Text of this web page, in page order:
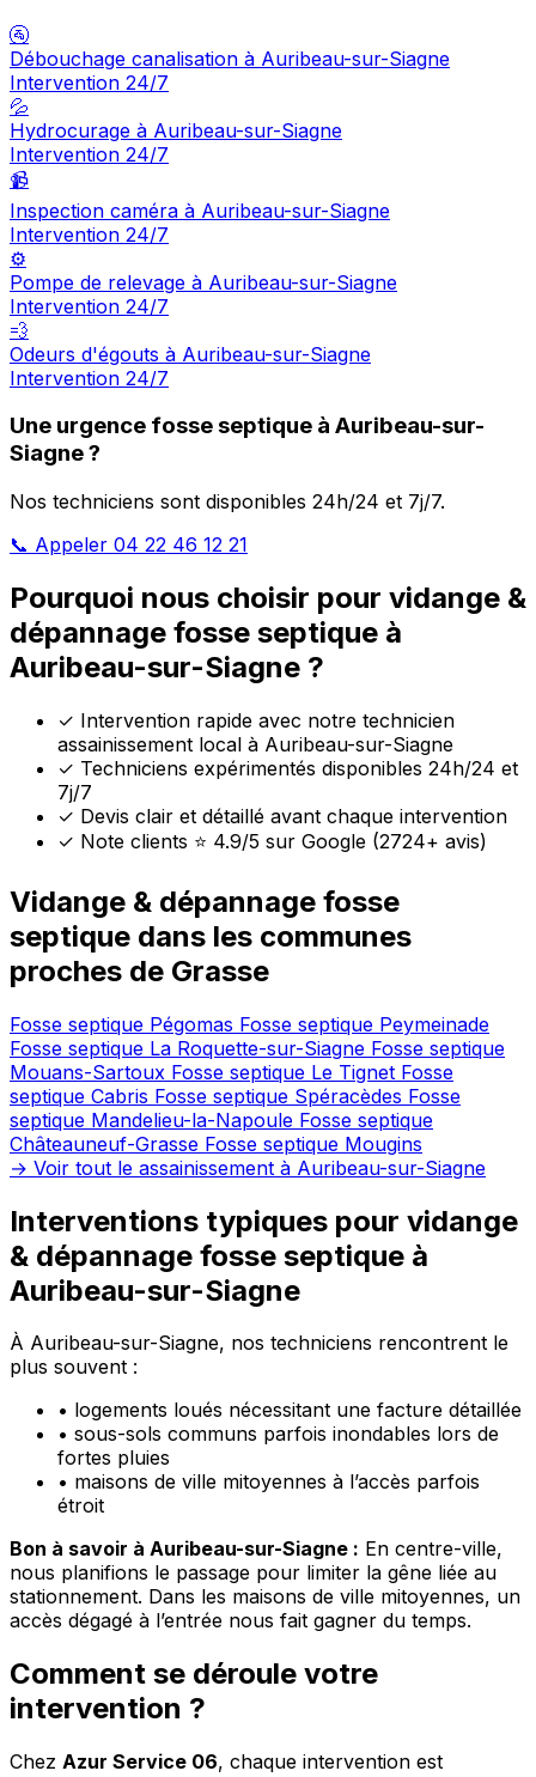
🚰
Débouchage canalisation à Auribeau-sur-Siagne
Intervention 24/7
💦
Hydrocurage à Auribeau-sur-Siagne
Intervention 24/7
📹
Inspection caméra à Auribeau-sur-Siagne
Intervention 24/7
⚙️
Pompe de relevage à Auribeau-sur-Siagne
Intervention 24/7
💨
Odeurs d'égouts à Auribeau-sur-Siagne
Intervention 24/7
Une urgence fosse septique à Auribeau-sur-
Siagne ?
Nos techniciens sont disponibles 24h/24 et 7j/7.
📞 Appeler 04 22 46 12 21
Pourquoi nous choisir pour vidange &
dépannage fosse septique à
Auribeau-sur-Siagne ?
✓ Intervention rapide avec notre technicien
assainissement local à Auribeau-sur-Siagne
✓ Techniciens expérimentés disponibles 24h/24 et
7j/7
✓ Devis clair et détaillé avant chaque intervention
✓ Note clients ⭐ 4.9/5 sur Google (2724+ avis)
Vidange & dépannage fosse
septique dans les communes
proches de Grasse
Fosse septique Pégomas Fosse septique Peymeinade
Fosse septique La Roquette-sur-Siagne Fosse septique
Mouans-Sartoux Fosse septique Le Tignet Fosse
septique Cabris Fosse septique Spéracèdes Fosse
septique Mandelieu-la-Napoule Fosse septique
Châteauneuf-Grasse Fosse septique Mougins
→ Voir tout le assainissement à Auribeau-sur-Siagne
Interventions typiques pour vidange
& dépannage fosse septique à
Auribeau-sur-Siagne
À Auribeau-sur-Siagne, nos techniciens rencontrent le
plus souvent :
• logements loués nécessitant une facture détaillée
• sous-sols communs parfois inondables lors de
fortes pluies
• maisons de ville mitoyennes à l’accès parfois
étroit
Bon à savoir à Auribeau-sur-Siagne : En centre-ville,
nous planifions le passage pour limiter la gêne liée au
stationnement. Dans les maisons de ville mitoyennes, un
accès dégagé à l’entrée nous fait gagner du temps.
Comment se déroule votre
intervention ?
Chez Azur Service 06, chaque intervention est